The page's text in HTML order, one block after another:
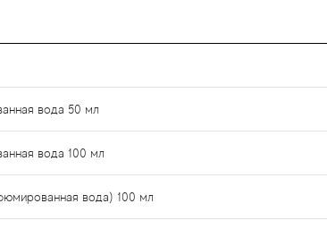
вода 50 мл
вода 100 мл
вода) 100 мл